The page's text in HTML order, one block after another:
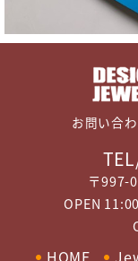
お問い合
〒997-
OPEN
HOME